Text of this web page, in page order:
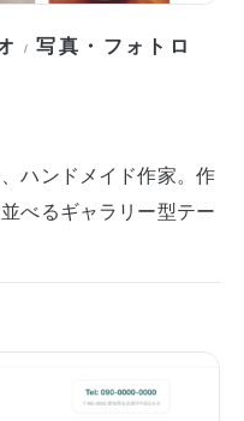
/写真・フォトロ
ハンドメイド作家。作
べるギャラリー型テー